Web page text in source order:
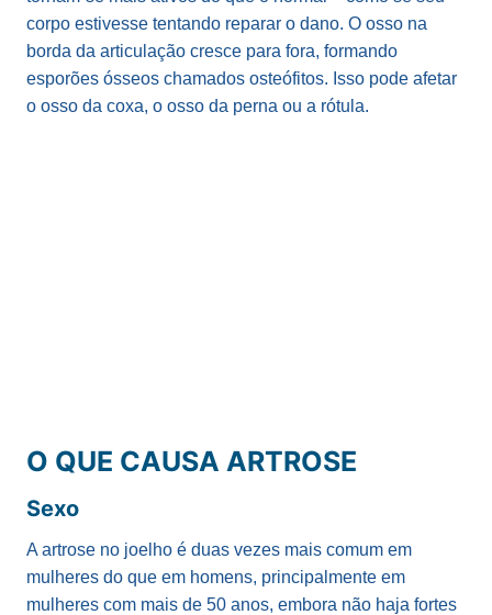
corpo estivesse tentando reparar o dano. O osso na
borda da articulação cresce para fora, formando
esporões ósseos chamados osteófitos. Isso pode afetar
o osso da coxa, o osso da perna ou a rótula.
O QUE CAUSA ARTROSE
Sexo
A artrose no joelho é duas vezes mais comum em
mulheres do que em homens, principalmente em
mulheres com mais de 50 anos, embora não haja fortes